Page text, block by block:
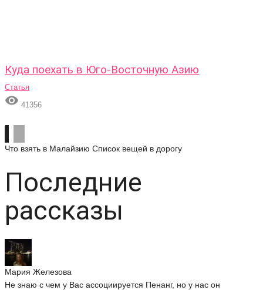
Куда поехать в Юго-Восточную Азию
Статья
 41356
Что взять в Малайзию Список вещей в дорогу
Последние
рассказы
Мария Железова
Не знаю с чем у Вас ассоциируется Пенанг, но у нас он